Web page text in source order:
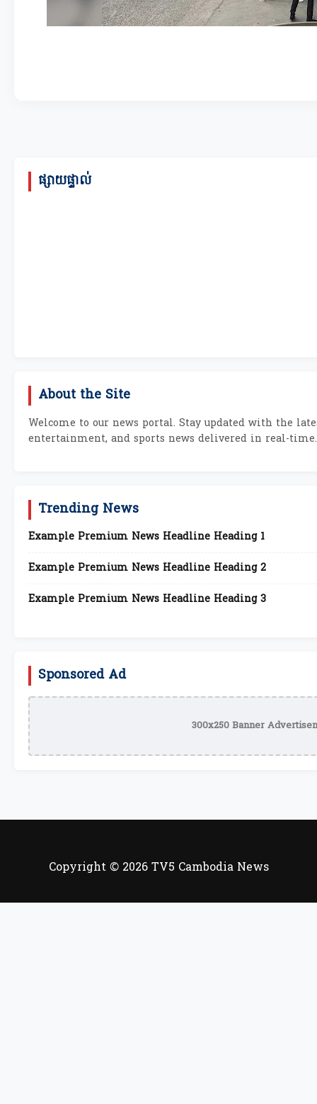
ផ្សាយផ្ទាល់
About the Site
Welcome to our news portal. Stay updated with the
entertainment, and sports news delivered in real-time.
Trending News
Example Premium News Headline Heading 1
Example Premium News Headline Heading 2
Example Premium News Headline Heading 3
Sponsored Ad
300x250 Banner
Copyright © 2026 TV5 Cambodia News